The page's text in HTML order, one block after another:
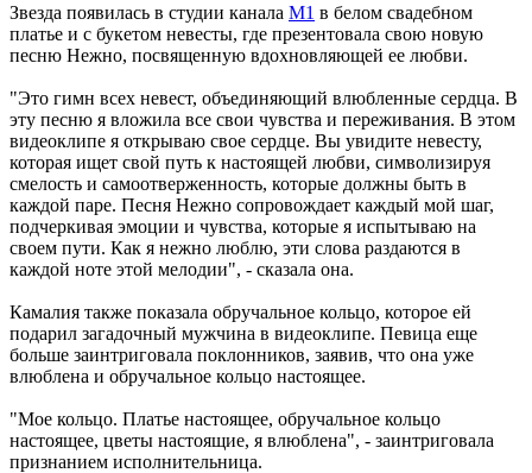
Звезда появилась в студии канала М1 в белом свадебном
платье и с букетом невесты, где презентовала свою новую
песню Нежно, посвященную вдохновляющей ее любви.
"Это гимн всех невест, объединяющий влюбленные сердца. В
эту песню я вложила все свои чувства и переживания. В этом
видеоклипе я открываю свое сердце. Вы увидите невесту,
которая ищет свой путь к настоящей любви, символизируя
смелость и самоотверженность, которые должны быть в
каждой паре. Песня Нежно сопровождает каждый мой шаг,
подчеркивая эмоции и чувства, которые я испытываю на
своем пути. Как я нежно люблю, эти слова раздаются в
каждой ноте этой мелодии", - сказала она.
Камалия также показала обручальное кольцо, которое ей
подарил загадочный мужчина в видеоклипе. Певица еще
больше заинтриговала поклонников, заявив, что она уже
влюблена и обручальное кольцо настоящее.
"Мое кольцо. Платье настоящее, обручальное кольцо
настоящее, цветы настоящие, я влюблена", - заинтриговала
признанием исполнительница.